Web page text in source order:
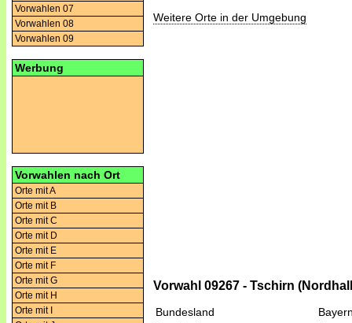
Vorwahlen 07
Vorwahlen 08
Vorwahlen 09
Werbung
Vorwahlen nach Ort
Orte mit A
Orte mit B
Orte mit C
Orte mit D
Orte mit E
Orte mit F
Orte mit G
Orte mit H
Orte mit I
Weitere Orte in der Umgebung
Vorwahl 09267 - Tschirn
Bundesland